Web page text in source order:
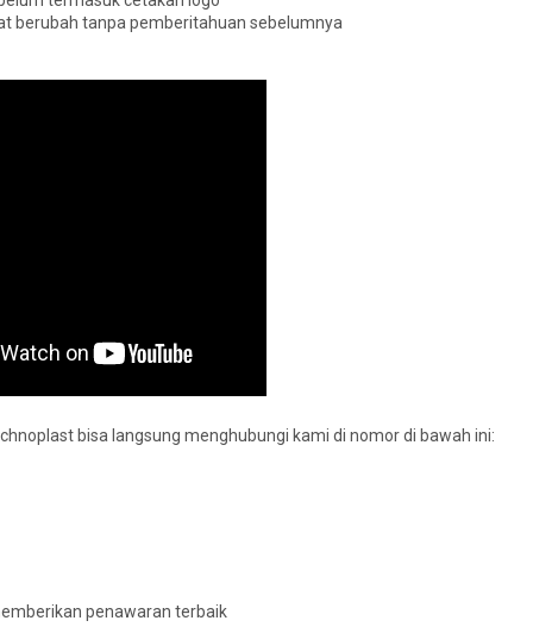
berubah tanpa pemberitahuan sebelumnya
bisa langsung menghubungi kami di nomor di bawah ini:
penawaran terbaik